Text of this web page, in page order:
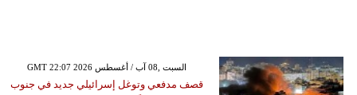
GMT 22:07 2026 السبت ,08 آب / أغسطس
قصف مدفعي وتوغل إسرائيلي جديد في جنوب